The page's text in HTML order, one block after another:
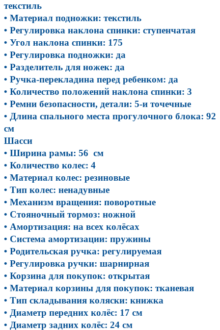
текстиль
• Материал подножки: текстиль
• Регулировка наклона спинки: ступенчатая
• Угол наклона спинки: 175
• Регулировка подножки: да
• Разделитель для ножек: да
• Ручка-перекладина перед ребенком: да
• Количество положений наклона спинки: 3
• Ремни безопасности, детали: 5-и точечные
• Длина спального места прогулочного блока: 92
см
Шасси
• Ширина рамы: 56 см
​• Количество колес: 4
• Материал колес: резиновые
• Тип колес: ненадувные
• Механизм вращения: поворотные
• Стояночный тормоз: ножной
• Амортизация: на всех колёсах
• Система амортизации: пружины
• Родительская ручка: регулируемая
• Регулировка ручки: шарнирная
• Корзина для покупок: открытая
• Материал корзины для покупок: тканевая
• Тип складывания коляски: книжка
• Диаметр передних колёс: 17 см
• Диаметр задних колёс: 24 см